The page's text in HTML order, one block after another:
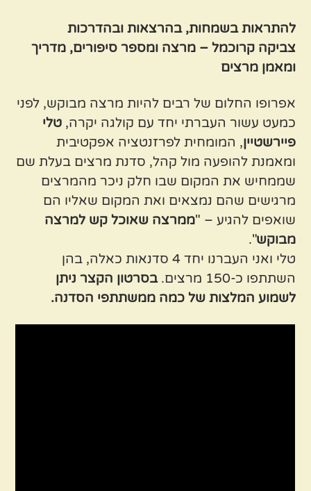
להתראות בשמחות, בהרצאות ובהדרכות
צביקה קרוכמל – מרצה ומספר סיפורים, מדריך
ומאמן מרצים
אפרופו החלום של רבים להיות מרצה מבוקש, לפני
כמעט עשור העברתי יחד עם קולגה יקרה,טלי
פיירשטיין, המומחית לפרזנטציה אפקטיבית
ומאמנת להופעה מול קהל, סדנת מרצים בעלת שם
שממחיש את המקום שבו חלק ניכר מהמרצים
מרגישים שהם נמצאים ואת המקום שאליו הם
שואפים להגיע – "ממרצה שאוכל קש למרצה
מבוקש".
טלי ואני העברנו יחד 4 סדנאות כאלה, בהן
השתתפו כ-150 מרצים.
בסרטון הקצר ניתן
לשמוע המלצות של כמה ממשתתפי הסדנה.